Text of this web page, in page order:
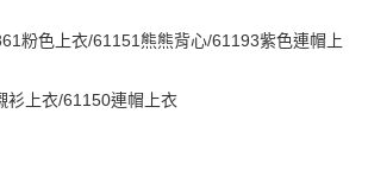
粉色上衣/61151熊熊背心/61193紫色連帽上
衫上衣/61150連帽上衣